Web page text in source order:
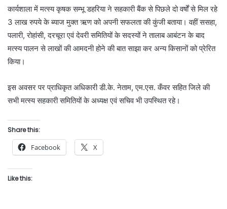
कार्यशाला में मत्स्य कृषक सम्भू डहरिया ने सहकारी बैंक से पिछले दो वर्षों से मिल रहे
3 लाख रुपये के ब्याज मुक्त ऋण को अपनी सफलता की कुंजी बताया। वहीं ससहा,
पलारी, रोहांसी, दरचूरा एवं देवरी समितियों के सदस्यों ने तालाब आबंटन के बाद
मत्स्य पालन से लाखों की आमदनी होने की बात साझा कर अन्य किसानों को प्रेरित
किया।
इस अवसर पर प्राधिकृत अधिकारी डी.के. नेताम, एम.एस. कँवर सहित जिले की
सभी मत्स्य सहकारी समितियों के अध्यक्ष एवं सचिव भी उपस्थित रहे।
Share this:
Facebook X
Like this: